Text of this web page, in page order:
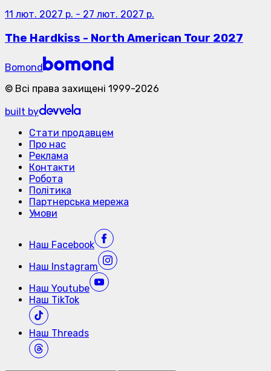
11 лют. 2027 р. - 27 лют. 2027 р.
The Hardkiss - North American Tour 2027
Bomond
© Всі права захищені 1999-2026
built by
Стати продавцем
Про нас
Реклама
Контакти
Робота
Політика
Партнерська мережа
Умови
Наш Facebook
Наш Instagram
Наш Youtube
Наш TikTok
Наш Threads